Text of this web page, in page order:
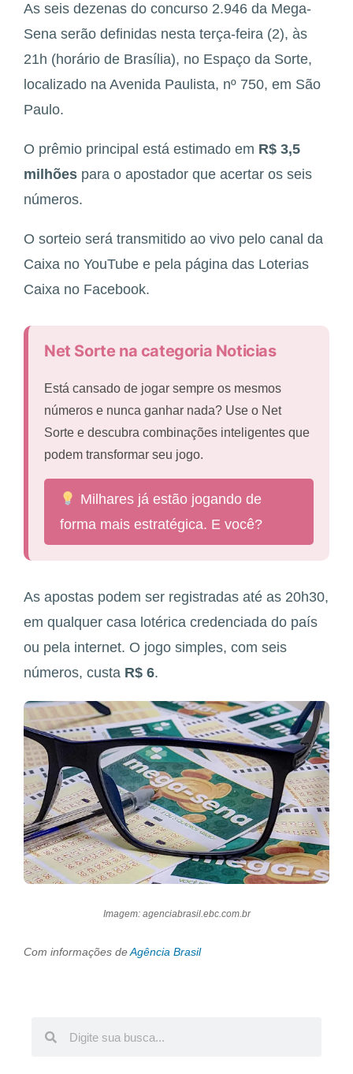
As seis dezenas do concurso 2.946 da Mega-
Sena serão definidas nesta terça-feira (2), às
21h (horário de Brasília), no Espaço da Sorte,
localizado na Avenida Paulista, nº 750, em São
Paulo.
O prêmio principal está estimado em R$ 3,5
milhões para o apostador que acertar os seis
números.
O sorteio será transmitido ao vivo pelo canal da
Caixa no YouTube e pela página das Loterias
Caixa no Facebook.
Net Sorte na categoria Noticias
Está cansado de jogar sempre os mesmos
números e nunca ganhar nada? Use o Net
Sorte e descubra combinações inteligentes que
podem transformar seu jogo.
Milhares já estão jogando de
forma mais estratégica. E você?
As apostas podem ser registradas até as 20h30,
em qualquer casa lotérica credenciada do país
ou pela internet. O jogo simples, com seis
números, custa R$ 6.
Imagem: agenciabrasil.ebc.com.br
Com informações deAgência Brasil